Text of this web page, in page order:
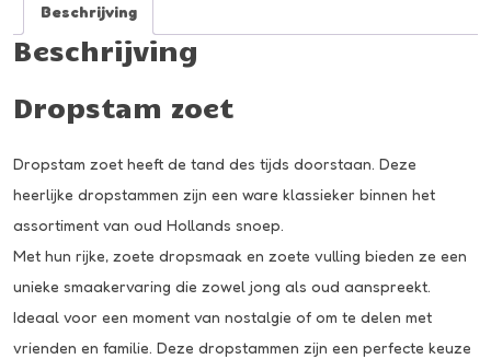
Beschrijving
Beschrijving
Dropstam zoet
Dropstam zoet heeft de tand des tijds doorstaan. Deze
heerlijke dropstammen zijn een ware klassieker binnen het
assortiment van oud Hollands snoep.
Met hun rijke, zoete dropsmaak en zoete vulling bieden ze een
unieke smaakervaring die zowel jong als oud aanspreekt.
Ideaal voor een moment van nostalgie of om te delen met
vrienden en familie. Deze dropstammen zijn een perfecte keuze